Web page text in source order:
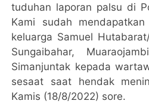
tuduhan laporan palsu di
Kami sudah
keluarga Samuel
Sungaibahar,
Simanjuntak kepada
sesaat saat hendak
Kamis (18/8/2022) sore.